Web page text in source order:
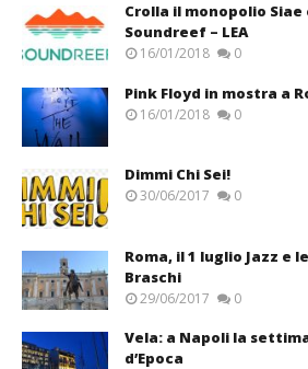
Crolla il monopolio
Soundreef – LEA
16/01/2018 0
Pink Floyd in mostra a
16/01/2018 0
Dimmi Chi Sei!
30/06/2017 0
Roma, il 1 luglio Jazz e
Braschi
29/06/2017 0
Vela: a Napoli la
d’Epoca